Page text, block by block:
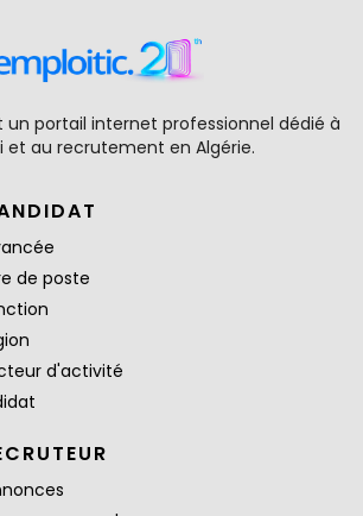
un portail internet professionnel dédié à
et au recrutement en Algérie.
de poste
d'activité